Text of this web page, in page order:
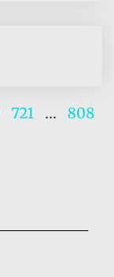
721 …
808